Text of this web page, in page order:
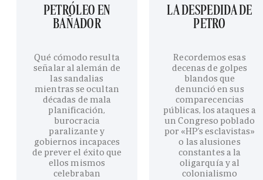
PETRÓLEO EN
BAÑADOR
Qué cómodo resulta
señalar al alemán de
las sandalias
mientras se ocultan
décadas de mala
planificación,
burocracia
paralizante y
gobiernos incapaces
de prever el éxito que
ellos mismos
celebraban
LA DESPEDIDA DE
PETRO
Recordemos esas
decenas de golpes
blandos que
denunció en sus
comparecencias
públicas, los ataques a
un Congreso poblado
por «HP’s esclavistas»
o las alusiones
constantes a la
oligarquía y al
colonialismo